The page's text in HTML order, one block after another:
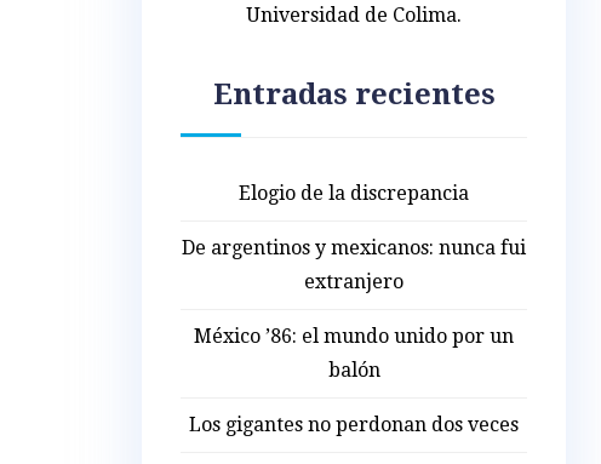
Universidad de Colima.
Entradas recientes
Elogio de la discrepancia
De argentinos y mexicanos: nunca fui
extranjero
México ’86: el mundo unido por un
balón
Los gigantes no perdonan dos veces